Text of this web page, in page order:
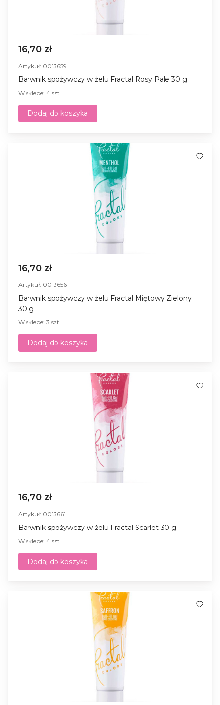
16,70 zł
Artykuł: 0013659
Barwnik spożywczy w żelu Fractal Rosy Pale 30 g
W sklepe: 4 szt.
Dodaj do koszyka
16,70 zł
Artykuł: 0013656
Barwnik spożywczy w żelu Fractal Miętowy Zielony
30 g
W sklepe: 3 szt.
Dodaj do koszyka
16,70 zł
Artykuł: 0013661
Barwnik spożywczy w żelu Fractal Scarlet 30 g
W sklepe: 4 szt.
Dodaj do koszyka